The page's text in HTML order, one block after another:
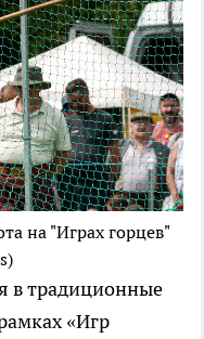
на "Играх горцев"
в традиционные
«Игр